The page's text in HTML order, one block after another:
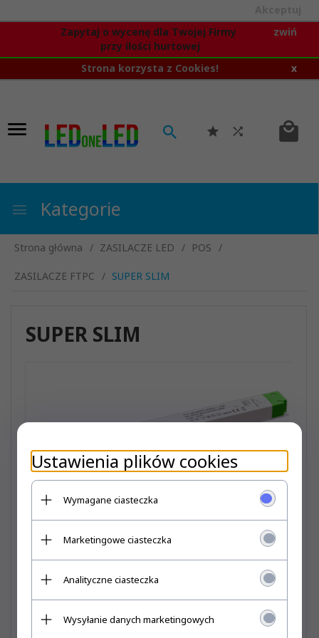
Zapytaj o wycenę dla Twojej Firmy
przy ilości hurtowej
zwiń
Strona korzysta z Cookies! x
Kategorie
Strona główna ZASILACZE LED POS
ZASILACZE FTPC SUPER SLIM
SUPER SLIM
Ustawienia plików cookies
Wymagane ciasteczka
Marketingowe ciasteczka
Analityczne ciasteczka
Wysyłanie danych marketingowych